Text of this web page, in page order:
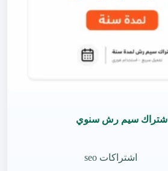
اشتراك سيم رش سنوي
اشتراكات seo